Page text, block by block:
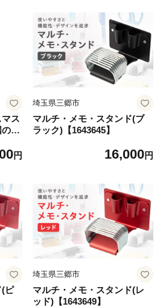
ス
積
円
埼玉県三郷市
マルチ・メモ・スタンド(ブ
ラック)【1643645】
16,000円
(ピ
埼玉県三郷市
マルチ・メモ・スタンド(レ
ッド)【1643649】